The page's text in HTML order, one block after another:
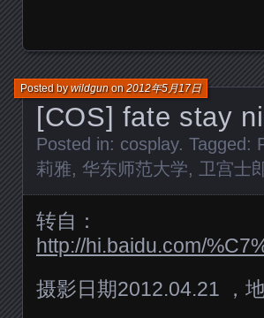
[COS] fate stay
Posted bywildgunon2012年5月17日
Posted in: cosplay. Tagged:
莉雅, 华东师范大学, 卫宫士
转自：
http://hi.baidu.com/
摄影日期2012.04.21 ，